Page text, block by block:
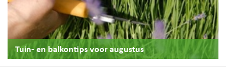
Tuin- en balkontips voor augustus